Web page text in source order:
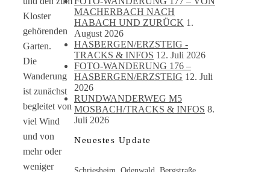
Kloster
gehörenden
Garten.
Die
Wanderung
ist zunächst
begleitet von
viel Wind
und von
mehr oder
weniger
MACHERBACH NACH
HABACH UND ZURÜCK 1.
August 2026
HASBERGEN/ERZSTEIG -
TRACKS & INFOS 12. Juli 2026
FOTO-WANDERUNG 176 –
HASBERGEN/ERZSTEIG 12. Juli
2026
RUNDWANDERWEG M5
MOSBACH/TRACKS & INFOS 8.
Juli 2026
Neuestes Update